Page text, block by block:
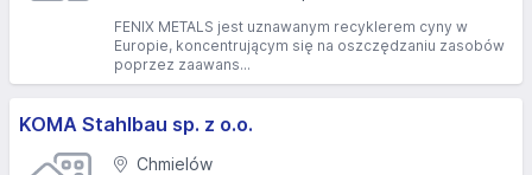
FENIX METALS jest uznawanym recyklerem cyny w
Europie, koncentrującym się na oszczędzaniu zasobów
poprzez zaawans...
KOMA Stahlbau sp. z o.o.
Chmielów